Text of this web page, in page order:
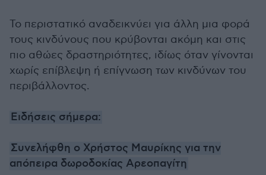
Το περιστατικό αναδεικνύει για άλλη μια φορά
τους κινδύνους που κρύβονται ακόμη και στις
πιο αθώες δραστηριότητες, ιδίως όταν γίνονται
χωρίς επίβλεψη ή επίγνωση των κινδύνων του
περιβάλλοντος.
Ειδήσεις σήμερα:
Συνελήφθη ο Χρήστος Μαυρίκης για την
απόπειρα δωροδοκίας Αρεοπαγίτη